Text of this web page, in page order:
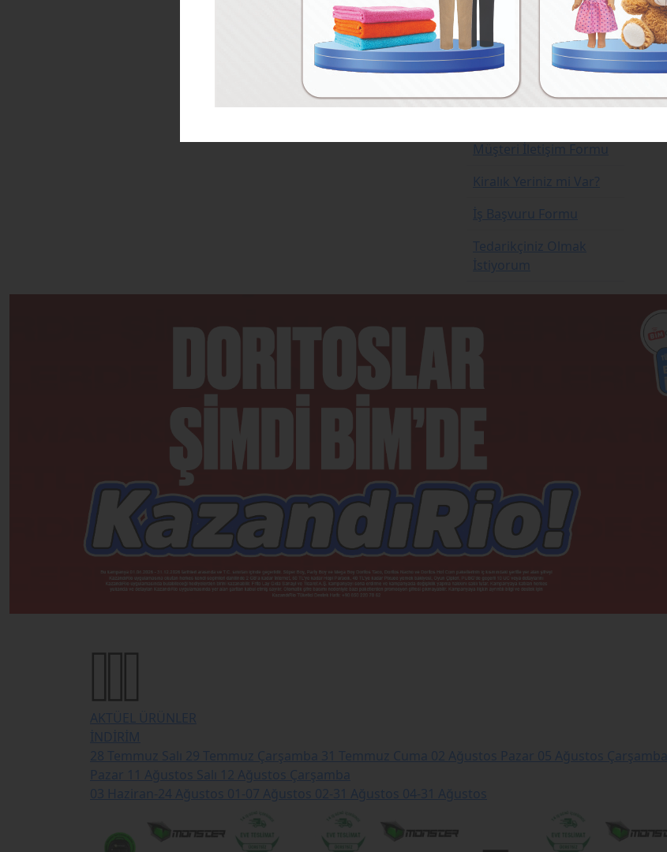
Tarifler
Mağazalar
Müşteri İletişim Formu
Kiralık Yeriniz mi Var?
İş Başvuru Formu
Tedarikçiniz Olmak
İstiyorum
AKTÜEL ÜRÜNLER
İNDİRİM
28 Temmuz Salı
29 Temmuz Çarşamba 31 Temmuz Cuma 02 Ağustos Pazar 05 Ağustos Çarşamba
Pazar 11 Ağustos Salı
12 Ağustos Çarşamba
03 Haziran-24 Ağustos 01-07 Ağustos 02-31 Ağustos 04-31 Ağustos